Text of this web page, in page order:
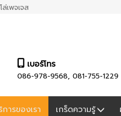
เพจเจส
เบอร์โทร
086-978-9568, 081-755-1229
การของเรา เกร็ดความรู้